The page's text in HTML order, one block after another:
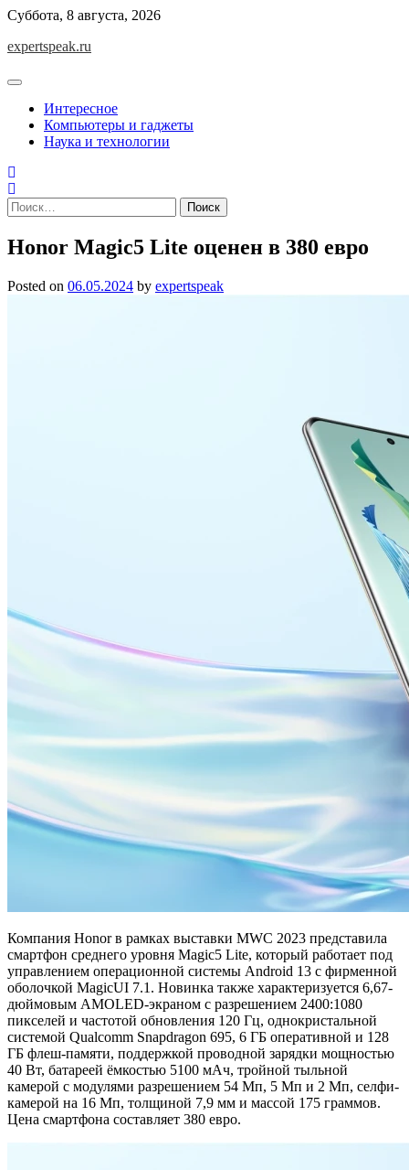
Skip
content
Суббота, 8 августа, 2026
expertspeak.ru
Интересное
Компьютеры и гаджеты
Наука и технологии
Найти:
Honor Magic5 Lite оценен в 380 евро
Posted on 06.05.2024 by expertspeak
Компания Honor в рамках выставки MWC 2023 представила
смартфон среднего уровня Magic5 Lite, который работает под
управлением операционной системы Android 13 с фирменной
оболочкой MagicUI 7.1. Новинка также характеризуется 6,67-
дюймовым AMOLED-экраном с разрешением 2400:1080
пикселей и частотой обновления 120 Гц, однокристальной
системой Qualcomm Snapdragon 695, 6 ГБ оперативной и 128
ГБ флеш-памяти, поддержкой проводной зарядки мощностью
40 Вт, батареей ёмкостью 5100 мАч, тройной тыльной
камерой с модулями разрешением 54 Мп, 5 Мп и 2 Мп, селфи-
камерой на 16 Мп, толщиной 7,9 мм и массой 175 граммов.
Цена смартфона составляет 380 евро.